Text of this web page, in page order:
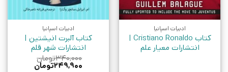
ادبیات اسپانیا
کتاب Cristiano Ronaldo |
انتشارات معیار علم
ادبیات اسپانیا
کتاب آلبرت انیشتین |
انتشارات شهر قلم
۳۴۰,۰۰۰تومان
قیمت
۲۴۹,۹۰۰تومان